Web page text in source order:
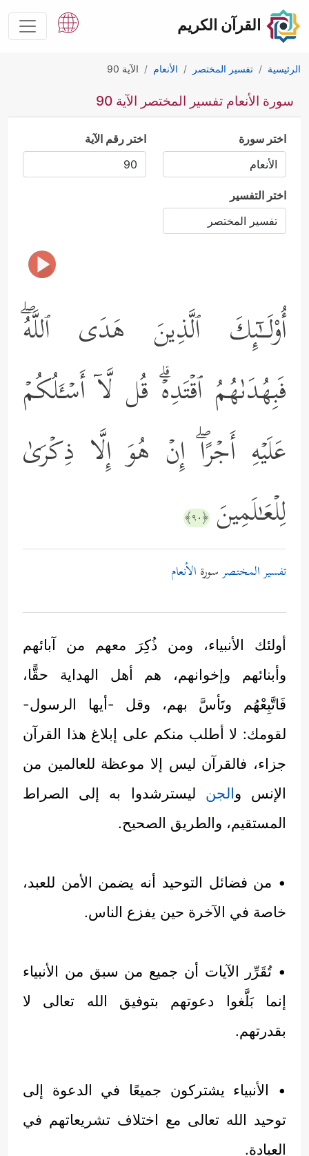
القرآن الكريم
الرئيسية تفسير المختصر الأنعام الآية 90
سورة الأنعام تفسير المختصر الآية 90
اختر سورة اختر رقم الآية
اختر التفسير
أُوْلَــٰۤىِٕكَ ٱلَّذِینَ هَدَى ٱللَّهُۖ
فَبِهُدَىٰهُمُ ٱقۡتَدِهۡۗ قُل لَّاۤ أَسۡـَٔلُكُمۡ
عَلَیۡهِ أَجۡرًاۖ إِنۡ هُوَ إِلَّا ذِكۡرَىٰ
لِلۡعَـٰلَمِینَ ﴿٩٠﴾
تفسير المختصرسورة الأنعام
أولئك الأنبياء، ومن ذُكِرَ معهم من آبائهم
وأبنائهم وإخوانهم، هم أهل الهداية حقًّا،
فَاتَّبِعْهُم وتَأسَّ بهم، وقل -أيها الرسول-
لقومك: لا أطلب منكم على إبلاغ هذا القرآن
جزاء، فالقرآن ليس إلا موعظة للعالمين من
الإنس والجن ليسترشدوا به إلى الصراط
المستقيم، والطريق الصحيح.
• من فضائل التوحيد أنه يضمن الأمن للعبد،
خاصة في الآخرة حين يفزع الناس.
• تُقَرِّر الآيات أن جميع من سبق من الأنبياء
إنما بَلَّغوا دعوتهم بتوفيق الله تعالى لا
بقدرتهم.
• الأنبياء يشتركون جميعًا في الدعوة إلى
توحيد الله تعالى مع اختلاف تشريعاتهم في
العبادة.